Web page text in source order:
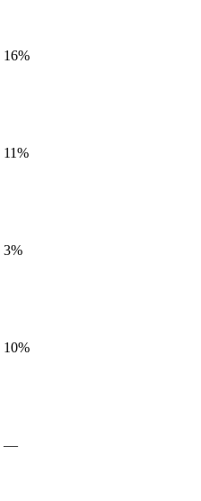
16%
11%
3%
10%
—